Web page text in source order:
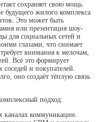
сохраняет свою мощь.
будущего жилого комплекса
Это может быть
или презентация шоу-
для социальных сетей и
глазами, что снимает
внимания к мелочам,
Всё это формирует
и покупателей.
оно создаёт тёплую связь
подход:
каналах коммуникации.